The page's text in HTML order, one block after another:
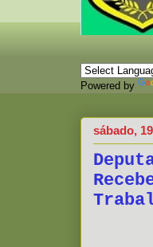
Powered by
sábado,